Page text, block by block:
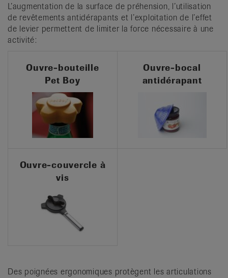
L’augmentation de la surface de préhension, l’utilisation
de revêtements antidérapants et l’exploitation de l’effet
de levier permettent de limiter la force nécessaire à une
activité:
Ouvre-bouteille
Pet Boy
Ouvre-bocal
antidérapant
Ouvre-couvercle à
vis
Des poignées ergonomiques protègent les articulations